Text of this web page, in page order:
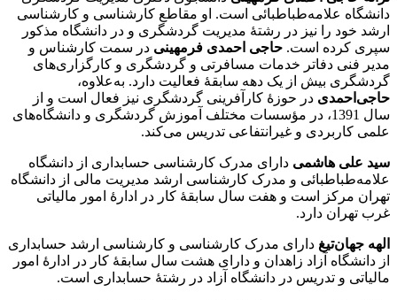
دانشگاه علامه‌طباطبائی است. او مقاطع کارشناسی و کارشناسی
ارشد خود را نیز در رشتۀ مدیریت گردشگری و در دانشگاه مذکور
سپری کرده است. حاجی احمدی فرمهینی در سمت کارشناس و
مدیر فنی دفاتر خدمات مسافرتی و گردشگری و کارگزاری‌های
گردشگری بیش از یک دهه سابقۀ فعالیت دارد. به‌علاوه،
حاجی‌احمدی در حوزۀ کارآفرینی گردشگری نیز فعال است و از
سال 1391، در مؤسسات مختلف آموزش گردشگری و دانشگاه‌های
علمی کاربردی و غیرانتفاعی تدریس می‌کند.
سید علی هاشمی دارای مدرک کارشناسی حسابداری از دانشگاه
علامه‌طباطبائی و مدرک کارشناسی ارشد مدیریت مالی از دانشگاه
تهران مرکز است و هفت سال سابقۀ کار در ادارۀ امور مالیاتی
غرب تهران دارد.
الهه جهان‌تیغ دارای مدرک کارشناسی و کارشناسی ارشد حسابداری
از دانشگاه آزاد زاهدان و دارای هشت سال سابقۀ کار در ادارۀ امور
مالیاتی و تدریس در دانشگاه آزاد در رشتۀ حسابداری است.